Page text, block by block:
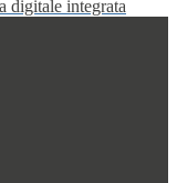
integrata